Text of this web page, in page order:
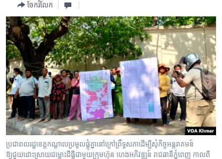
ម្តង
រំលង​
និង​
ចូល​
ទៅ​
ទំព័រ​
រចនា
សម្ព័ន្ធ​
រំលង​
និង​
ទៅ​
កម្ពុជាច្នៃប្រតិដ្ឋ
ព្រឹត្តិការណ៍ព័ត៌មាន
ទូរទស្សន៍ / វីដេអូ​
វិទ្យុ / ផតខាសថ៍
កម្មវិធីទាំងអស់
Khmer English
បណ្តាញ​សង្គម
ចែករំលែក
ប្រជាពលរដ្ឋខេត្តកណ្តាលប្រមូលផ្តុំគ្នានៅក្រៅព្រឹទ្ធសភាដើម្បីសុំកិច្ចអន្តរាគមន៍
ឱ្យជួយដោះស្រាយជម្លោះដីធ្លីជាមួយក្រុមហ៊ុន ហេងអភិវឌ្ឍន៍ រាជធានីភ្នំពេញ កាលពី